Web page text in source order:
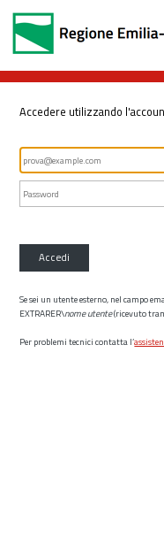
Accedere utilizzando
Accedi
Se sei un utente esterno, nel campo
EXTRARER\nome utente(ricevuto
Per problemi tecnici contatta l’